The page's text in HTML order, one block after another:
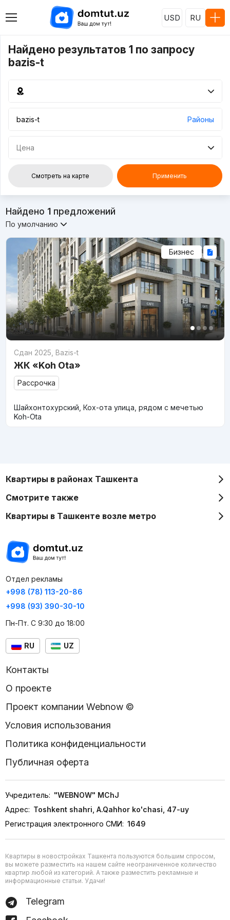
USD RU
Найдено результатов 1 по запросу
bazis-t
Районы
Цена
Смотреть на карте Применить
Найдено 1предложений
По умолчанию
Бизнес
Сдан 2025 Bazis-t
ЖК «Koh Ota»
Рассрочка
Шайхонтохурский, Кох-ота улица, рядом с мечетью
Koh-Ota
Квартиры в районах Ташкента
Смотрите также
Квартиры в Ташкенте возле метро
Отдел рекламы
+998 (78) 113-20-86
+998 (93) 390-30-10
Пн-Пт. С 9:30 до 18:00
RU UZ
Контакты
О проекте
Проект компании Webnow ©
Условия использования
Политика конфиденциальности
Публичная оферта
Учредитель: "WEBNOW" MChJ
Адрес: Toshkent shahri, A.Qahhor ko'chasi, 47-uy
Регистрация электронного СМИ: 1649
Квартиры в новостройках Ташкента пользуются большим спросом,
вы можете разместить на нашем сайте неограниченное количество
квартир любой из категорий. А также разместить рекламные и
информационные статьи. Удачи!
Telegram